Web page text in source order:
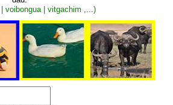
voibongua | vitgachim ,...)